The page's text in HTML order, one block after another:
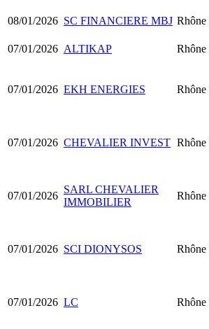
08/01/2026 SC FINANCIERE MBJ Rhône
07/01/2026 ALTIKAP Rhône
07/01/2026 EKH ENERGIES Rhône
07/01/2026 CHEVALIER INVEST Rhône
07/01/2026
SARL CHEVALIER
IMMOBILIER
Rhône
07/01/2026 SCI DIONYSOS Rhône
07/01/2026 LC Rhône